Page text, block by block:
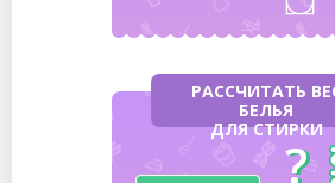
РАССЧИТАТЬ
БЕЛЬЯ
ДЛЯ СТИРКИ